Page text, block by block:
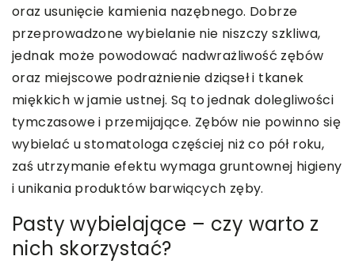
oraz usunięcie kamienia nazębnego. Dobrze
przeprowadzone wybielanie nie niszczy szkliwa,
jednak może powodować nadwrażliwość zębów
oraz miejscowe podrażnienie dziąseł i tkanek
miękkich w jamie ustnej. Są to jednak dolegliwości
tymczasowe i przemijające. Zębów nie powinno się
wybielać u stomatologa częściej niż co pół roku,
zaś utrzymanie efektu wymaga gruntownej higieny
i unikania produktów barwiących zęby.
Pasty wybielające – czy warto z
nich skorzystać?